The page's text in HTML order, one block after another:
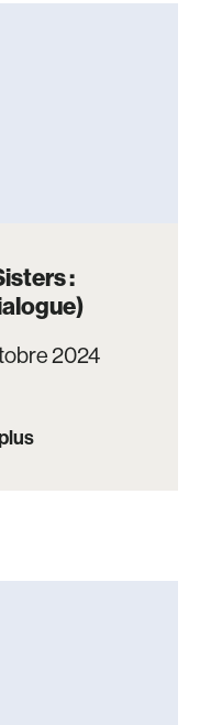
:
2024